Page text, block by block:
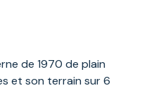
de 1970 de plain
et son terrain sur 6